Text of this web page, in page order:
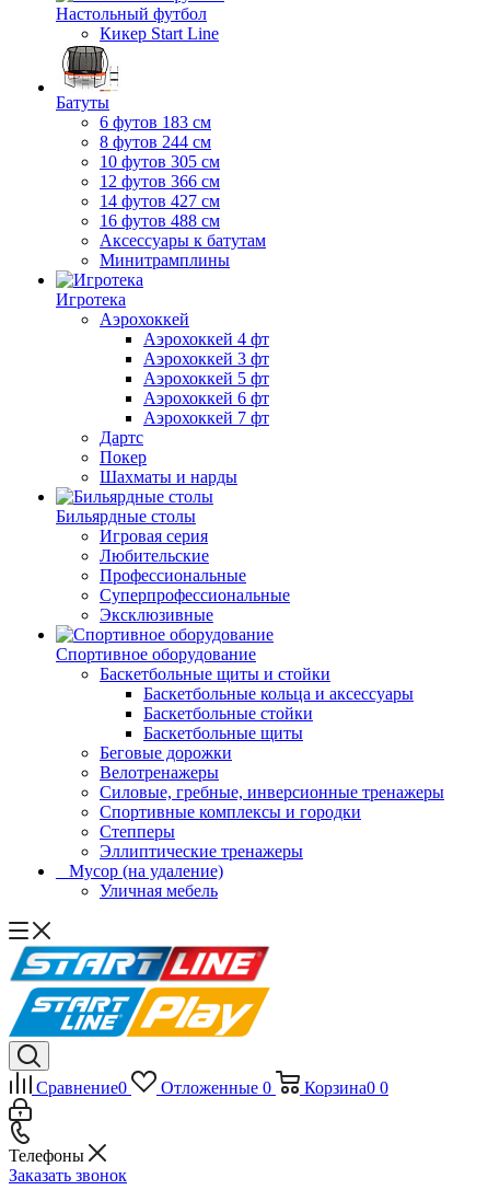
Настольный футбол
Кикер Start Line
Батуты
6 футов 183 см
8 футов 244 см
10 футов 305 см
12 футов 366 см
14 футов 427 см
16 футов 488 см
Аксессуары к батутам
Минитрамплины
Игротека
Аэрохоккей
Аэрохоккей 4 фт
Аэрохоккей 3 фт
Аэрохоккей 5 фт
Аэрохоккей 6 фт
Аэрохоккей 7 фт
Дартс
Покер
Шахматы и нарды
Бильярдные столы
Игровая серия
Любительские
Профессиональные
Суперпрофессиональные
Эксклюзивные
Спортивное оборудование
Баскетбольные щиты и стойки
Баскетбольные кольца и аксессуары
Баскетбольные стойки
Баскетбольные щиты
Беговые дорожки
Велотренажеры
Силовые, гребные, инверсионные тренажеры
Спортивные комплексы и городки
Степперы
Эллиптические тренажеры
_ Мусор (на удаление)
Уличная мебель
Сравнение0 Отложенные 0 Корзина0 0
Телефоны
Заказать звонок